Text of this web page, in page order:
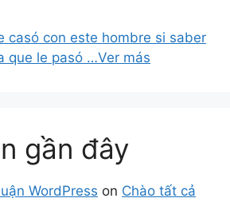
casó con este hombre si saber
que le pasó …Ver más
gần đây
WordPress on Chào tất cả